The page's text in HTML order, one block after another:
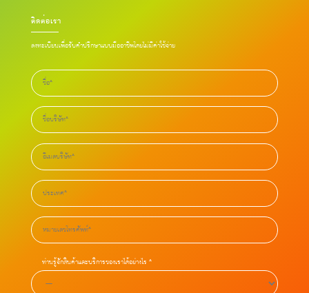
ติดต่อเรา
ลงทะเบียนเพื่อรับคำปรึกษาแบบมืออาชีพโดยไม่มีค่าใช้จ่าย
ท่านรู้จักสินค้าและบริการของเราได้อย่างไร *